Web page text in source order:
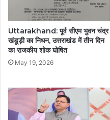
Uttarakhand: पूर्व सीएम भुवन चंद्र
खंडूड़ी का निधन, उत्तराखंड में तीन दिन
का राजकीय शोक घोषित
May 19, 2026